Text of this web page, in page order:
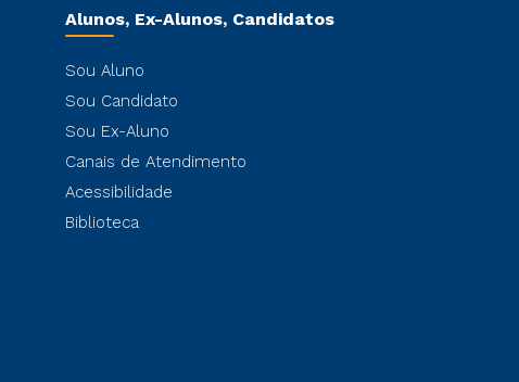
Alunos, Ex-Alunos, Candidatos
Sou Aluno
Sou Candidato
Sou Ex-Aluno
Canais de Atendimento
Acessibilidade
Biblioteca